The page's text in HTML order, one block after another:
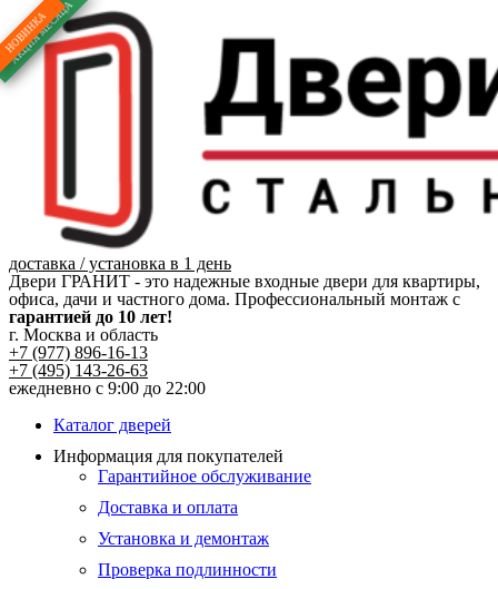
Перейти
к
содержимому
доставка / установка в 1 день
Двери ГРАНИТ - это надежные входные двери для квартиры,
офиса, дачи и частного дома. Профессиональный монтаж с
гарантией до 10 лет!
г. Москва и область
+7 (977) 896-16-13
+7 (495) 143-26-63
ежедневно с 9:00 до 22:00
Каталог дверей
Информация для покупателей
Гарантийное обслуживание
Доставка и оплата
Установка и демонтаж
Проверка подлинности